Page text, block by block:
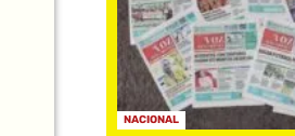
NACIONAL